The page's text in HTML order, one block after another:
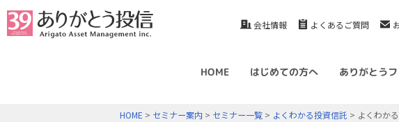
会社情報 よくあるご質問
HOME はじめての方へ ありがとう
HOME > セミナー案内 > セミナー一覧 > よくわかる投資信託 > よくわか